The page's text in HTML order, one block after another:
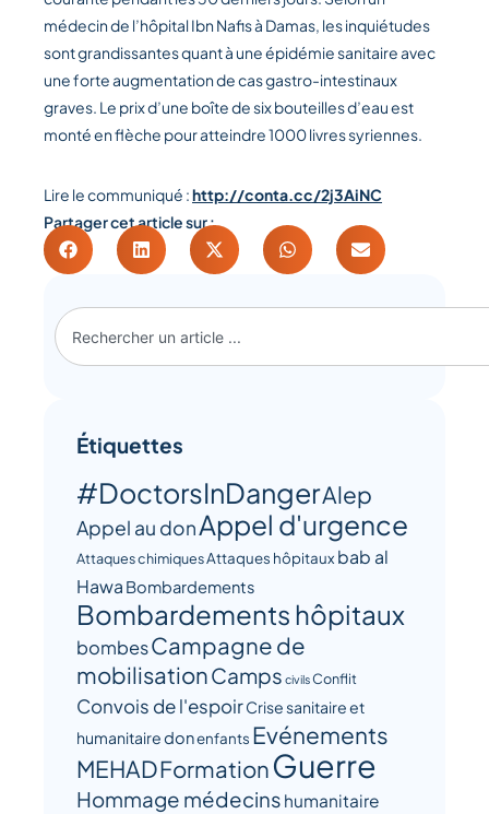
médecin de l’hôpital Ibn Nafis à Damas, les inquiétudes
sont grandissantes quant à une épidémie sanitaire avec
une forte augmentation de cas gastro-intestinaux
graves. Le prix d’une boîte de six bouteilles d’eau est
monté en flèche pour atteindre 1000 livres syriennes.
Lire le communiqué :http://conta.cc/2j3AiNC
Partager cet article sur :
Étiquettes
#DoctorsInDangerAlep
Appel au donAppel d'urgence
Attaques chimiquesAttaques hôpitaux bab al
Hawa Bombardements
Bombardements hôpitaux
bombesCampagne de
mobilisationCamps civilsConflit
Convois de l'espoirCrise sanitaire et
humanitairedonenfants Evénements
MEHADFormationGuerre
Hommage médecins humanitaire